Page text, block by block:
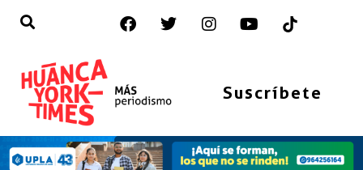
Suscríbete